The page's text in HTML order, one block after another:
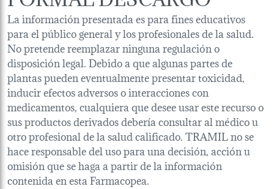
La información presentada es para fines educativos
para el público general y los profesionales de la salud.
No pretende reemplazar ninguna regulación o
disposición legal. Debido a que algunas partes de
plantas pueden eventualmente presentar toxicidad,
inducir efectos adversos o interacciones con
medicamentos, cualquiera que desee usar este recurso o
sus productos derivados debería consultar al médico u
otro profesional de la salud calificado. TRAMIL no se
hace responsable del uso para una decisión, acción u
omisión que se haga a partir de la información
contenida en esta Farmacopea.